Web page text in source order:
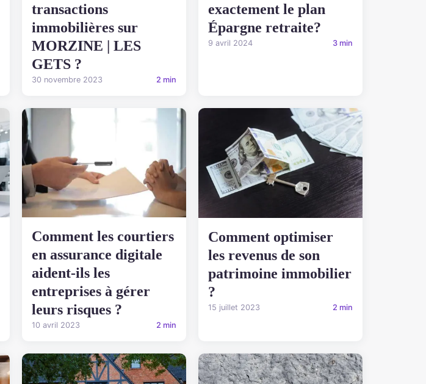
transactions
immobilières sur
MORZINE | LES
GETS ?
30 novembre 2023 2 min
exactement le plan
Épargne retraite?
9 avril 2024 3 min
Comment les courtiers
en assurance digitale
aident-ils les
entreprises à gérer
leurs risques ?
10 avril 2023 2 min
Comment optimiser
les revenus de son
patrimoine immobilier
?
15 juillet 2023 2 min